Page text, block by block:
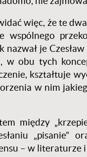
więc, że te
wspólnego
je
w obu tych
kształtuje
w nim
między
„pisanie”
– w literaturze